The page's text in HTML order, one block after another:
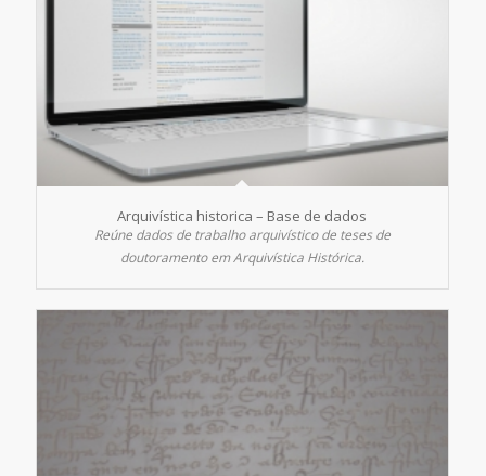
Arquivística historica – Base de dados
Reúne dados de trabalho arquivístico de teses de
doutoramento em Arquivística Histórica.